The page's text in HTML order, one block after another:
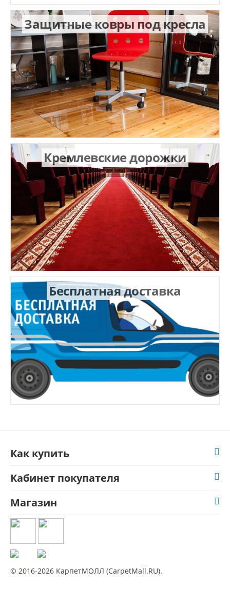
Защитные ковры под кресла
Кремлевские дорожки
Бесплатная доставка
Как купить
Кабинет покупателя
Магазин
© 2016-2026 КарпетМОЛЛ (CarpetMall.RU).